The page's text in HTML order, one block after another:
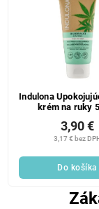
Indulona
krém na ruky
3,17 € bez
3,90 €
Do košíka